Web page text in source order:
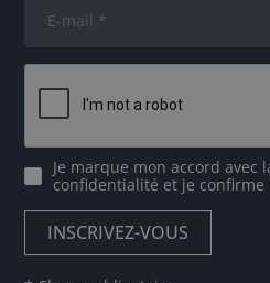
Je marque mon accord avec
confidentialité et je